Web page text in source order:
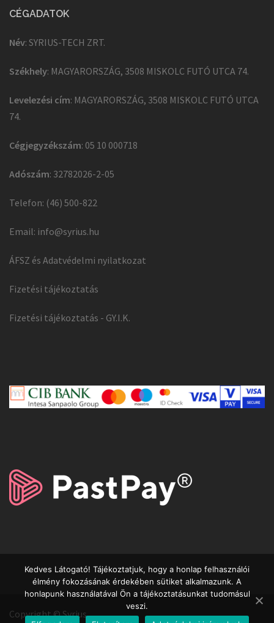
CÉGADATOK
Név: SYRIUS-TECH ZRT.
Székhely: MAGYARORSZÁG, 3508 MISKOLC FUTÓ UTCA 74.
Levelezési cím: MAGYARORSZÁG, 3508 MISKOLC FUTÓ UTCA
74.
Cégjegyzékszám: 05 10 000718
Adószám: 32782026-2-05
Telefon: (46) 500-822
Email: info@syrius.hu
ÁFSZ és Adatvédelmi nyilatkozat
Fizetési tájékoztatás
Fizetési tájékoztatás - GY.I.K.
Copyright © Syrius
Kedves Látogató! Tájékoztatjuk, hogy a honlap felhasználói
élmény fokozásának érdekében sütiket alkalmazunk. A
honlapunk használatával Ön a tájékoztatásunkat tudomásul
veszi.